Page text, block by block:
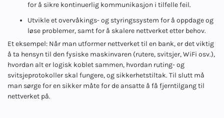
for å sikre kontinuerlig kommunikasjon i tilfelle feil.
Utvikle et overvåkings- og styringssystem for å oppdage og
løse problemer, samt for å skalere nettverket etter behov.
Et eksempel: Når man utformer nettverket til en bank, er det viktig
å ta hensyn til den fysiske maskinvaren (rutere, svitsjer, WiFi osv.),
hvordan alt er logisk koblet sammen, hvordan ruting- og
svitsjeprotokoller skal fungere, og sikkerhetstiltak. Til slutt må
man sørge for en sikker måte for de ansatte å få fjerntilgang til
nettverket på.